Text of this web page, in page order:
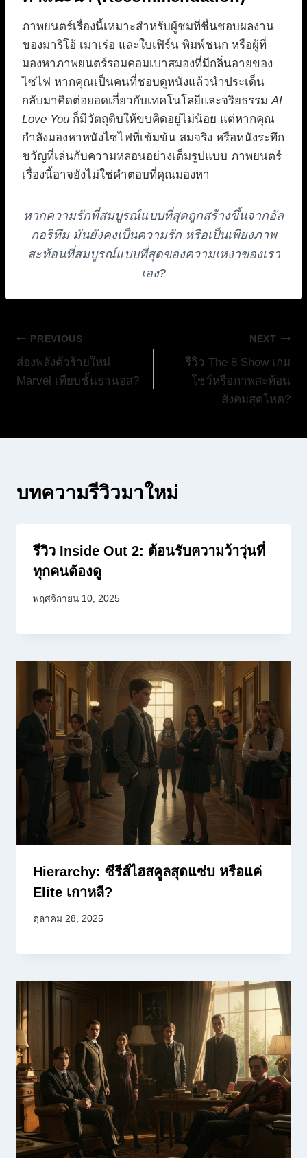
ภาพยนตร์เรื่องนี้เหมาะสำหรับผู้ชมที่ชื่นชอบผลงาน
ของมาริโอ้ เมาเร่อ และใบเฟิร์น พิมพ์ชนก หรือผู้ที่
มองหาภาพยนตร์รอมคอมเบาสมองที่มีกลิ่นอายของ
ไซไฟ หากคุณเป็นคนที่ชอบดูหนังแล้วนำประเด็น
กลับมาคิดต่อยอดเกี่ยวกับเทคโนโลยีและจริยธรรมAI
Love You ก็มีวัตถุดิบให้ขบคิดอยู่ไม่น้อย แต่หากคุณ
กำลังมองหาหนังไซไฟที่เข้มข้น สมจริง หรือหนังระทึก
ขวัญที่เล่นกับความหลอนอย่างเต็มรูปแบบ ภาพยนตร์
เรื่องนี้อาจยังไม่ใช่คำตอบที่คุณมองหา
หากความรักที่สมบูรณ์แบบที่สุดถูกสร้างขึ้นจากอัล
กอริทึม มันยังคงเป็นความรัก หรือเป็นเพียงภาพ
สะท้อนที่สมบูรณ์แบบที่สุดของความเหงาของเรา
เอง?
แนะแนว
เรื่อง
PREVIOUS
ส่องพลังตัวร้ายใหม่
Marvel เทียบชั้นธานอส?
NEXT
รีวิว The 8 Show เกม
โชว์หรือภาพสะท้อน
สังคมสุดโหด?
บทความรีวิวมาใหม่
รีวิว Inside Out 2: ต้อนรับความว้าวุ่นที่
ทุกคนต้องดู
พฤศจิกายน 10, 2025
Hierarchy: ซีรีส์ไฮสคูลสุดแซ่บ หรือแค่
Elite เกาหลี?
ตุลาคม 28, 2025